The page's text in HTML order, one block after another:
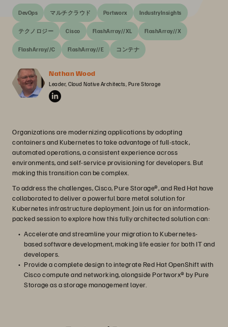
DevOps マルチクラウド Portworx IndustryInsights
テクノロジー Cisco FlashArray//XL FlashArray//X
FlashArray//C FlashArray//E コンテナ
Nathan Wood
Leader, Cloud Native Architects, Pure Storage
Organizations are modernizing applications by adopting
containers and Kubernetes to take advantage of full-stack,
automated operations, a consistent experience across
environments, and self-service provisioning for developers. But
making this transition can be complex.
To address the challenges, Cisco, Pure Storage®, and Red Hat have
collaborated to deliver a powerful bare metal solution for
Kubernetes infrastructure deployment. Join us for an information-
packed session to explore how this fully architected solution can:
Accelerate and streamline your migration to Kubernetes-
based software development, making life easier for both IT and
developers.
Provide a complete design to integrate Red Hat OpenShift with
Cisco compute and networking, alongside Portworx® by Pure
Storage as a storage management layer.